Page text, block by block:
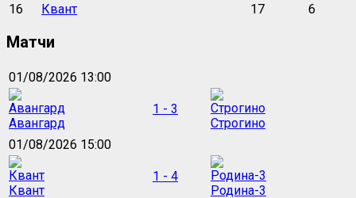
16
Квант 17 6
Матчи
01/08/2026 13:00
Авангард
1 - 3
Строгино
01/08/2026 15:00
Квант
1 - 4
Родина-3